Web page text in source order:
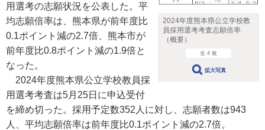
2024年度熊本県公立学校教
員採用選考考査志願倍率
（概要）
全 4 枚
拡大写真
用選考の志願状況を公表した。平
均志願倍率は、熊本県が前年度比
0.1ポイント減の2.7倍、熊本市が
前年度比0.8ポイント減の1.9倍と
なった。
2024年度熊本県公立学校教員採
用選考考査は5月25日に申込受付
を締め切った。採用予定数352人に対し、志願者数は943
人、平均志願倍率は前年度比0.1ポイント減の2.7倍。